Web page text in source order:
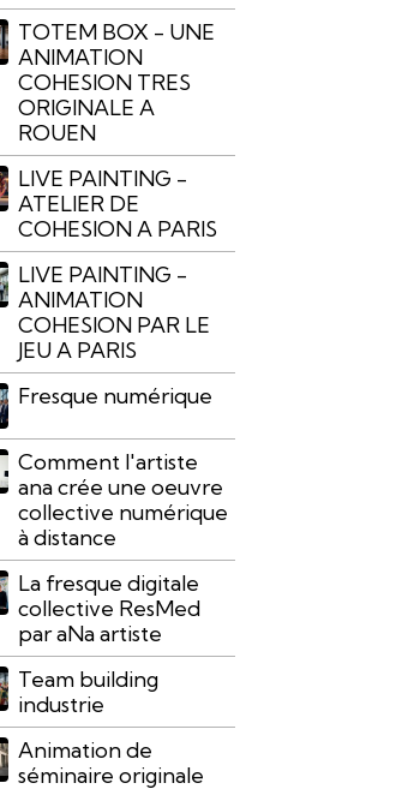
TOTEM BOX - UNE
ANIMATION
COHESION TRES
ORIGINALE A
ROUEN
LIVE PAINTING -
ATELIER DE
COHESION A PARIS
LIVE PAINTING -
ANIMATION
COHESION PAR LE
JEU A PARIS
Fresque numérique
Comment l'artiste
ana crée une oeuvre
collective numérique
à distance
La fresque digitale
collective ResMed
par aNa artiste
Team building
industrie
Animation de
séminaire originale